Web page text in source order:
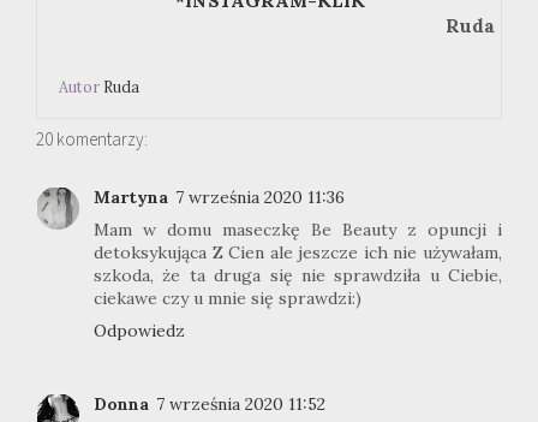
Ruda
Autor Ruda
20 komentarzy:
Martyna 7 września 2020 11:36
Mam w domu maseczkę Be Beauty z opuncji i
detoksykująca Z Cien ale jeszcze ich nie używałam,
szkoda, że ta druga się nie sprawdziła u Ciebie,
ciekawe czy u mnie się sprawdzi:)
Odpowiedz
Donna 7 września 2020 11:52